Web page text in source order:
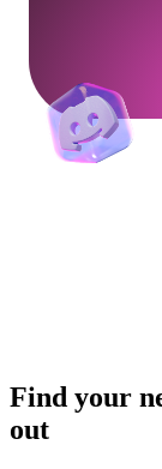
Find your
out